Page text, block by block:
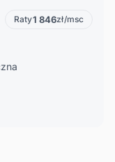
Raty1 846zł/msc